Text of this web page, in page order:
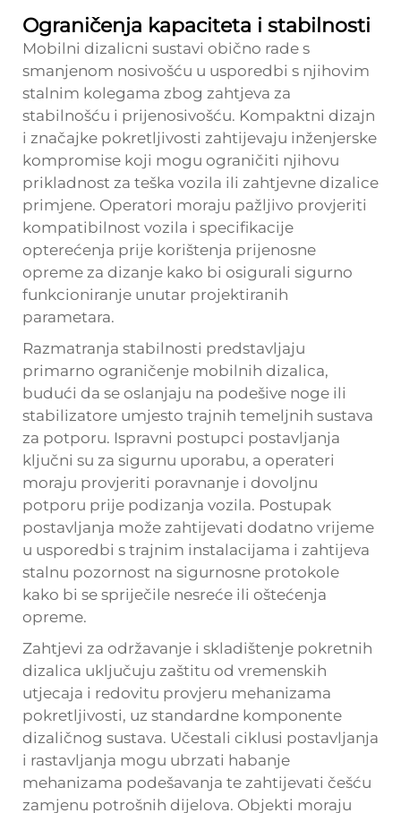
Ograničenja kapaciteta i stabilnosti
Mobilni dizalicni sustavi obično rade s
smanjenom nosivošću u usporedbi s njihovim
stalnim kolegama zbog zahtjeva za
stabilnošću i prijenosivošću. Kompaktni dizajn
i značajke pokretljivosti zahtijevaju inženjerske
kompromise koji mogu ograničiti njihovu
prikladnost za teška vozila ili zahtjevne dizalice
primjene. Operatori moraju pažljivo provjeriti
kompatibilnost vozila i specifikacije
opterećenja prije korištenja prijenosne
opreme za dizanje kako bi osigurali sigurno
funkcioniranje unutar projektiranih
parametara.
Razmatranja stabilnosti predstavljaju
primarno ograničenje mobilnih dizalica,
budući da se oslanjaju na podešive noge ili
stabilizatore umjesto trajnih temeljnih sustava
za potporu. Ispravni postupci postavljanja
ključni su za sigurnu uporabu, a operateri
moraju provjeriti poravnanje i dovoljnu
potporu prije podizanja vozila. Postupak
postavljanja može zahtijevati dodatno vrijeme
u usporedbi s trajnim instalacijama i zahtijeva
stalnu pozornost na sigurnosne protokole
kako bi se spriječile nesreće ili oštećenja
opreme.
Zahtjevi za održavanje i skladištenje pokretnih
dizalica uključuju zaštitu od vremenskih
utjecaja i redovitu provjeru mehanizama
pokretljivosti, uz standardne komponente
dizaličnog sustava. Učestali ciklusi postavljanja
i rastavljanja mogu ubrzati habanje
mehanizama podešavanja te zahtijevati češću
zamjenu potrošnih dijelova. Objekti moraju